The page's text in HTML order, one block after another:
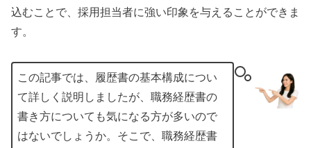
込むことで、採用担当者に強い印象を与えることができま
す。
この記事では、履歴書の基本構成につい
て詳しく説明しましたが、職務経歴書の
書き方についても気になる方が多いので
はないでしょうか。そこで、職務経歴書